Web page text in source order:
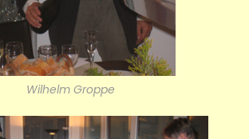
Wilhelm Groppe